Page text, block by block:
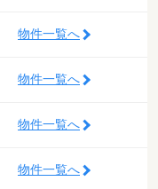
物件一覧へ
物件一覧へ
物件一覧へ
物件一覧へ